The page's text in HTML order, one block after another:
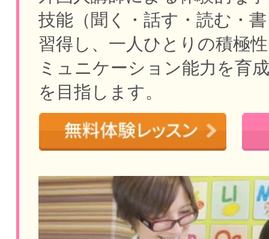
技能（聞く・話す・読む・
習得し、一人ひとりの積極
ミュニケーション能力を育
を目指します。